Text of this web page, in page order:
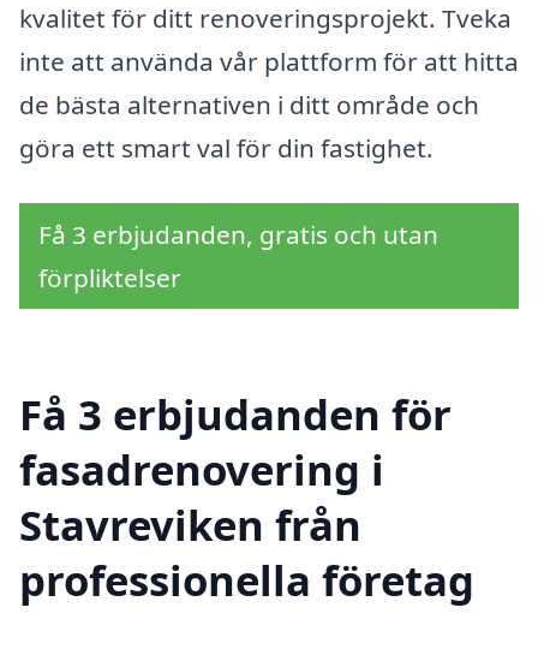
kvalitet för ditt renoveringsprojekt. Tveka
inte att använda vår plattform för att hitta
de bästa alternativen i ditt område och
göra ett smart val för din fastighet.
Få 3 erbjudanden, gratis och utan
förpliktelser
Få 3 erbjudanden för
fasadrenovering i
Stavreviken från
professionella företag